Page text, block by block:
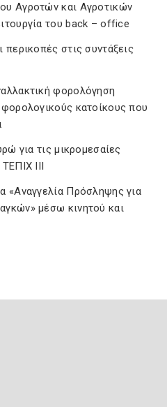
Αγροτών και Αγροτικών
του back – office
στις συντάξεις
φορολόγηση
κατοίκους που
για τις μικρομεσαίες
ΙΙΙ
«Αναγγελία Πρόσληψης για
μέσω κινητού και